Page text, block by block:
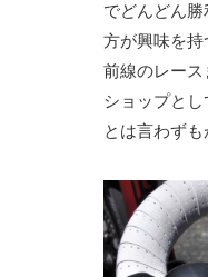
でどんどん
方が興味を
前線のレー
ショップと
とは言わずも